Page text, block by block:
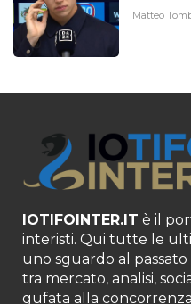
Matteo
IOTIFOINTER.IT è il
interisti. Qui tutte le
uno sguardo al
tra mercato, analisi,
gufata alla